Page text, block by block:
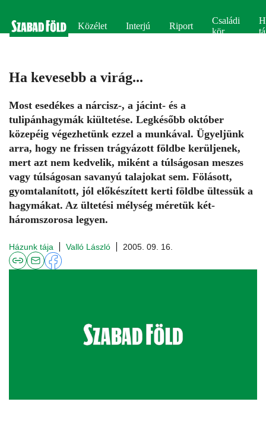
Közélet Interjú Riport
Családi
kör
Ha kevesebb a virág...
Most esedékes a nárcisz-, a jácint- és a
tulipánhagymák kiültetése. Legkésőbb október
közepéig végezhetünk ezzel a munkával. Ügyeljünk
arra, hogy ne frissen trágyázott földbe kerüljenek,
mert azt nem kedvelik, miként a túlságosan meszes
vagy túlságosan savanyú talajokat sem. Fölásott,
gyomtalanított, jól előkészített kerti földbe ültessük a
hagymákat. Az ültetési mélység méretük két-
háromszorosa legyen.
Házunk tája Valló László 2005. 09. 16.